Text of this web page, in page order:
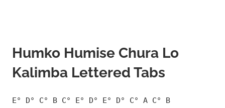
Humko Humise Chura Lo
Kalimba Lettered Tabs
E° D° C° B C° E° D° E° D° C° A C° B